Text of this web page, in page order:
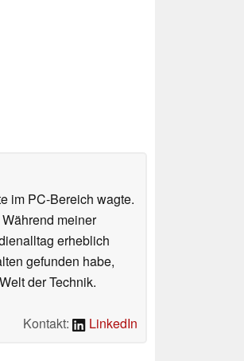
im PC-Bereich wagte.
meiner
erheblich
gefunden habe,
der Technik.
Kontakt:
LinkedIn